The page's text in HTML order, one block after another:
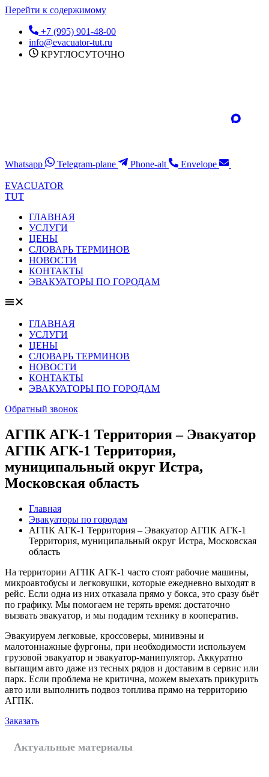
Перейти к содержимому
+7 (995) 901-48-00
info@evacuator-tut.ru
КРУГЛОСУТОЧНО
Whatsapp Telegram-plane Phone-alt Envelope
EVACUATOR
TUT
ГЛАВНАЯ
УСЛУГИ
ЦЕНЫ
СЛОВАРЬ ТЕРМИНОВ
НОВОСТИ
КОНТАКТЫ
ЭВАКУАТОРЫ ПО ГОРОДАМ
ГЛАВНАЯ
УСЛУГИ
ЦЕНЫ
СЛОВАРЬ ТЕРМИНОВ
НОВОСТИ
КОНТАКТЫ
ЭВАКУАТОРЫ ПО ГОРОДАМ
Обратный звонок
АГПК АГК-1 Территория – Эвакуатор
АГПК АГК-1 Территория,
муниципальный округ Истра,
Московская область
Главная
Эвакуаторы по городам
АГПК АГК-1 Территория – Эвакуатор АГПК АГК-1
Территория, муниципальный округ Истра, Московская
область
На территории АГПК АГК-1 часто стоят рабочие машины,
микроавтобусы и легковушки, которые ежедневно выходят в
рейс. Если одна из них отказала прямо у бокса, это сразу бьёт
по графику. Мы помогаем не терять время: достаточно
вызвать эвакуатор, и мы подадим технику в кооператив.
Эвакуируем легковые, кроссоверы, минивэны и
малотоннажные фургоны, при необходимости используем
грузовой эвакуатор и эвакуатор-манипулятор. Аккуратно
вытащим авто даже из тесных рядов и доставим в сервис или
парк. Если проблема не критична, можем выехать прикурить
авто или выполнить подвоз топлива прямо на территорию
АГПК.
Заказать
Актуальные материалы